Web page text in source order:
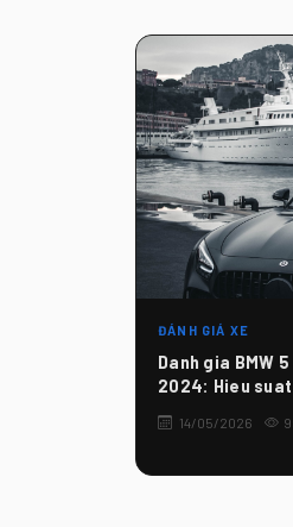
ĐÁNH GIÁ XE
Danh gia BMW
2024: Hieu
14/05/2026